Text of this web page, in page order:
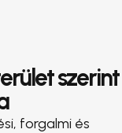
szerint
forgalmi és